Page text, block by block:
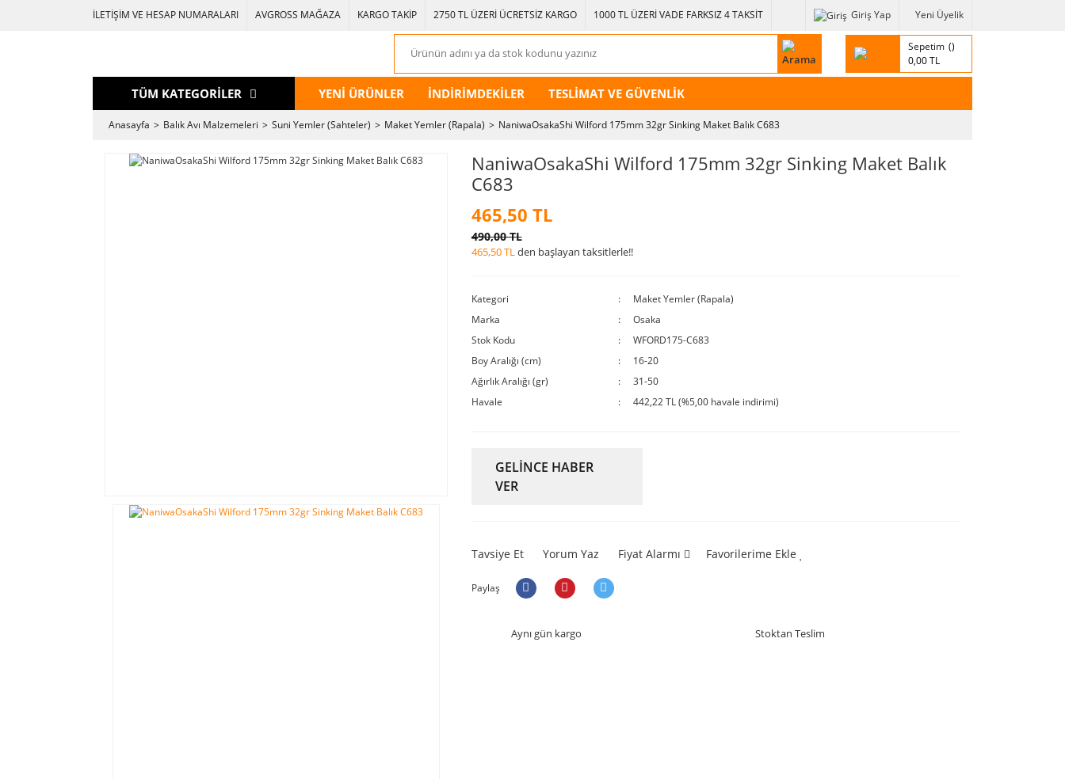
İLETİŞİM VE HESAP NUMARALARI AVGROSS MAĞAZA KARGO TAKİP 2750 TL ÜZERİ ÜCRETSİZ KARGO 1000 TL ÜZERİ VADE FARKSIZ 4 TAKSİT Giriş Yap Yeni Üyelik
Sepetim
0,00 TL
TÜM KATEGORİLER YENİ ÜRÜNLER İNDİRİMDEKİLER TESLİMAT VE GÜVENLİK
Anasayfa Balık Avı Malzemeleri Suni Yemler (Sahteler) Maket Yemler (Rapala) NaniwaOsakaShi Wilford 175mm 32gr Sinking Maket Balık C683
NaniwaOsakaShi Wilford 175mm 32gr Sinking Maket Balık
C683
465,50 TL
490,00 TL
465,50 TLden başlayan taksitlerle!!
Kategori
Maket Yemler (Rapala)
Marka
Osaka
Stok Kodu
WFORD175-C683
Boy Aralığı (cm)
16-20
Ağırlık Aralığı (gr)
31-50
Havale
442,22 TL (%5,00 havale indirimi)
GELİNCE HABER
VER
Tavsiye Et Yorum Yaz Fiyat Alarmı Favorilerime Ekle
Paylaş
Aynı gün kargo Stoktan Teslim